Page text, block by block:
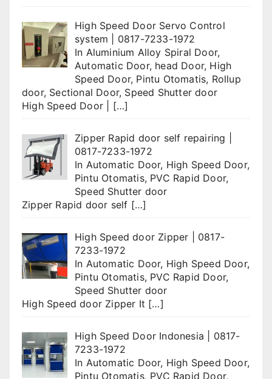
High Speed Door Servo Control
system | 0817-7233-1972
In Aluminium Alloy Spiral Door,
Automatic Door, head Door, High
Speed Door, Pintu Otomatis, Rollup
door, Sectional Door, Speed Shutter door
High Speed Door | […]
Zipper Rapid door self repairing |
0817-7233-1972
In Automatic Door, High Speed Door,
Pintu Otomatis, PVC Rapid Door,
Speed Shutter door
Zipper Rapid door self […]
High Speed door Zipper | 0817-
7233-1972
In Automatic Door, High Speed Door,
Pintu Otomatis, PVC Rapid Door,
Speed Shutter door
High Speed door Zipper It […]
High Speed Door Indonesia | 0817-
7233-1972
In Automatic Door, High Speed Door,
Pintu Otomatis, PVC Rapid Door,